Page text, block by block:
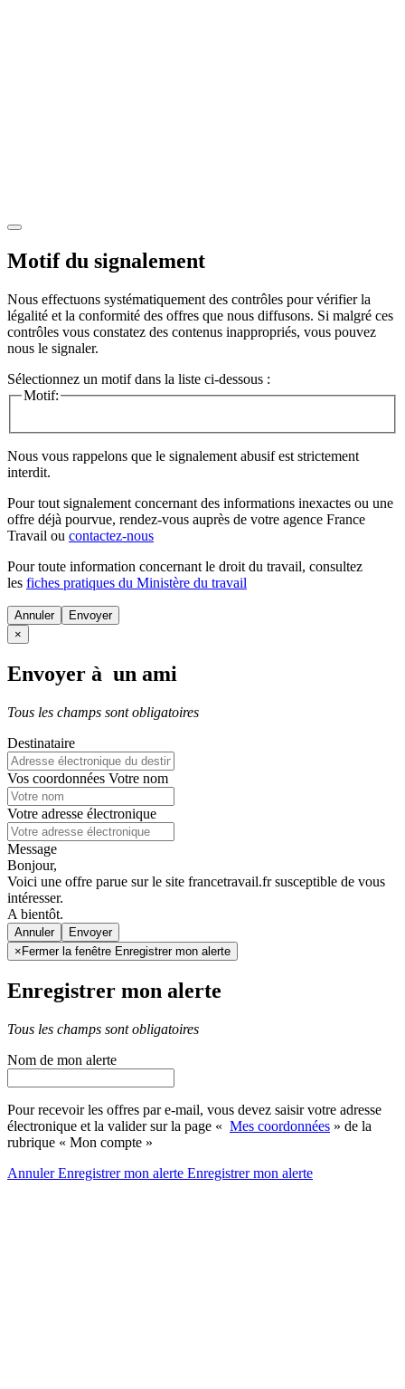
Motif du signalement
Nous effectuons systématiquement des contrôles pour vérifier la
légalité et la conformité des offres que nous diffusons. Si malgré ces
contrôles vous constatez des contenus inappropriés, vous pouvez
nous le signaler.
Sélectionnez un motif dans la liste ci-dessous :
Motif:
Nous vous rappelons que le signalement abusif est strictement
interdit.
Pour tout signalement concernant des informations inexactes ou une
offre déjà pourvue, rendez-vous auprès de votre agence France
Travail ou contactez-nous
Pour toute information concernant le droit du travail, consultez
les fiches pratiques du Ministère du travail
Annuler
×
Envoyer à un ami
Tous les champs sont obligatoires
Destinataire
Vos coordonnées Votre nom
Votre adresse électronique
Message
Bonjour,
Voici une offre parue sur le site francetravail.fr susceptible de vous
intéresser.
A bientôt.
Annuler
× Fermer la fenêtre Enregistrer mon alerte
Enregistrer mon alerte
Tous les champs sont obligatoires
Nom de mon alerte
Pour recevoir les offres par e-mail, vous devez saisir votre adresse
électronique et la valider sur la page « Mes coordonnées » de la
rubrique « Mon compte »
AnnulerEnregistrer mon alerte Enregistrermon alerte